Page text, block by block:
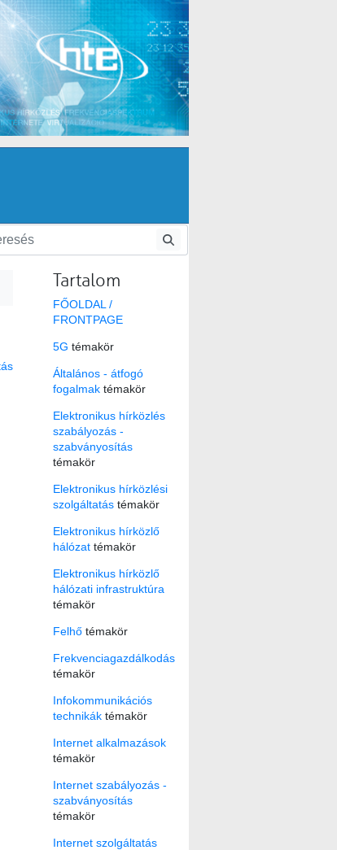
Tartalom
FŐOLDAL /
FRONTPAGE
5G témakör
Általános - átfogó
fogalmaktémakör
Elektronikus hírközlés
szabályozás -
szabványosítás
témakör
Elektronikus hírközlési
szolgáltatástémakör
Elektronikus hírközlő
hálózattémakör
Elektronikus hírközlő
hálózati infrastruktúra
témakör
Felhőtémakör
Frekvenciagazdálkodás
témakör
Infokommunikációs
technikáktémakör
Internet alkalmazások
témakör
Internet szabályozás -
szabványosítás
témakör
Internet szolgáltatás